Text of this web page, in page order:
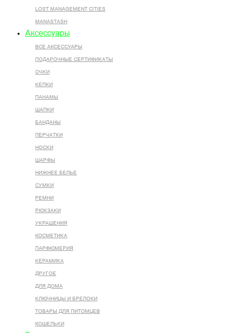
LOST MANAGEMENT CITIES
MANASTASH
Аксессуары
ВСЕ AКСЕССУАРЫ
ПОДАРОЧНЫЕ СЕРТИФИКАТЫ
ОЧКИ
КЕПКИ
ПАНАМЫ
ШАПКИ
БАНДАНЫ
ПЕРЧАТКИ
НОСКИ
ШАРФЫ
НИЖНЕЕ БЕЛЬЕ
СУМКИ
РЕМНИ
РЮКЗАКИ
УКРАШЕНИЯ
КОСМЕТИКА
ПАРФЮМЕРИЯ
КЕРАМИКА
ДРУГОЕ
ДЛЯ ДОМА
КЛЮЧНИЦЫ И БРЕЛОКИ
ТОВАРЫ ДЛЯ ПИТОМЦЕВ
КОШЕЛЬКИ